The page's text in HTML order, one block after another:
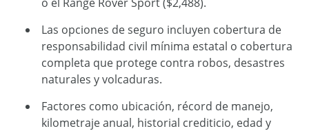
Las opciones de seguro incluyen cobertura de
responsabilidad civil mínima estatal o cobertura
completa que protege contra robos, desastres
naturales y volcaduras.
Factores como ubicación, récord de manejo,
kilometraje anual, historial crediticio, edad y